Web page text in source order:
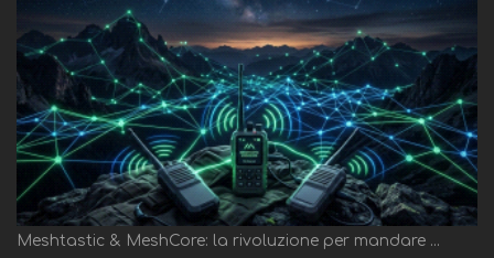
Meshtastic & MeshCore: la rivoluzione per mandare ...